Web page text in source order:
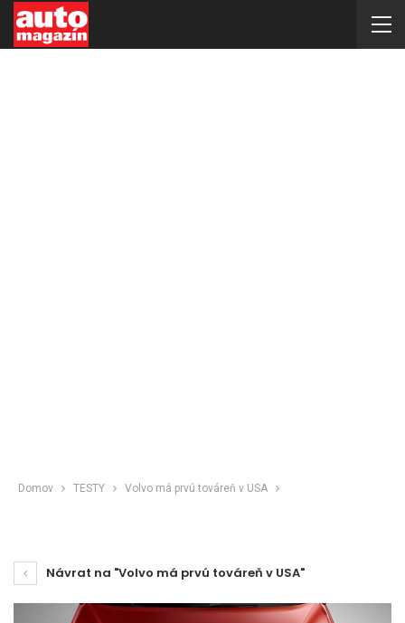
Domov TESTY Volvo má prvú továreň v USA
Návrat na "Volvo má prvú továreň v USA"